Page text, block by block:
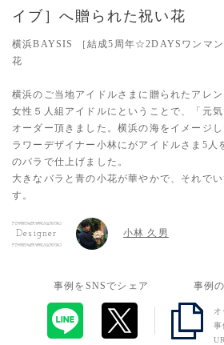
イブ］へ贈られた祝い花
横浜BAYSIS ［結成5周年☆2DAYSワンマ
花
横浜のご当地アイドルさまに贈られたアレン
女性５人組アイドルにということで、「元
オーダー頂きました。横浜の海をイメージ
ラワーデザイナー小林にがアイドルさま5人
のバラで仕上げました。
大きなバラと青の小花が華やかで、それで
す。
Designer 小林 久男
事例をSNSでシェア 事例
事